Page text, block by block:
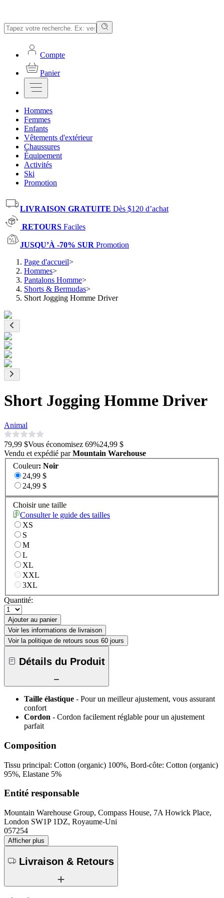
Compte
Panier
Hommes
Femmes
Enfants
Vêtements d'extérieur
Chaussures
Équipement
Activités
Ski
Promotion
LIVRAISON GRATUITE Dès $120 d’achat
RETOURS Faciles
JUSQU’À -70% SUR Promotion
Page d'accueil>
Hommes>
Pantalons Homme>
Shorts & Bermudas>
Short Jogging Homme Driver
Short Jogging Homme Driver
Animal
79,99 $Vous économisez 69%24,99 $
Vendu et expédié parMountain Warehouse
Couleur: Noir
24,99 $
24,99 $
Choisir une taille
Consulter le guide des tailles
XS
S
M
L
XL
XXL
3XL
Quantité:
Ajouter au panier
Voir les informations de livraison
Voir la politique de retours sous 60 jours
Détails du Produit
Taille élastique - Pour un meilleur ajustement, vous assurant
confort
Cordon - Cordon facilement réglable pour un ajustement
parfait
Composition
Tissu principal: Cotton (organic) 100%, Bord-côte: Cotton (organic)
95%, Elastane 5%
Entité responsable
Mountain Warehouse Group, Compass House, 7A Howick Place,
London SW1P 1DZ, Royaume-Uni
057254
Afficher plus
Livraison & Retours